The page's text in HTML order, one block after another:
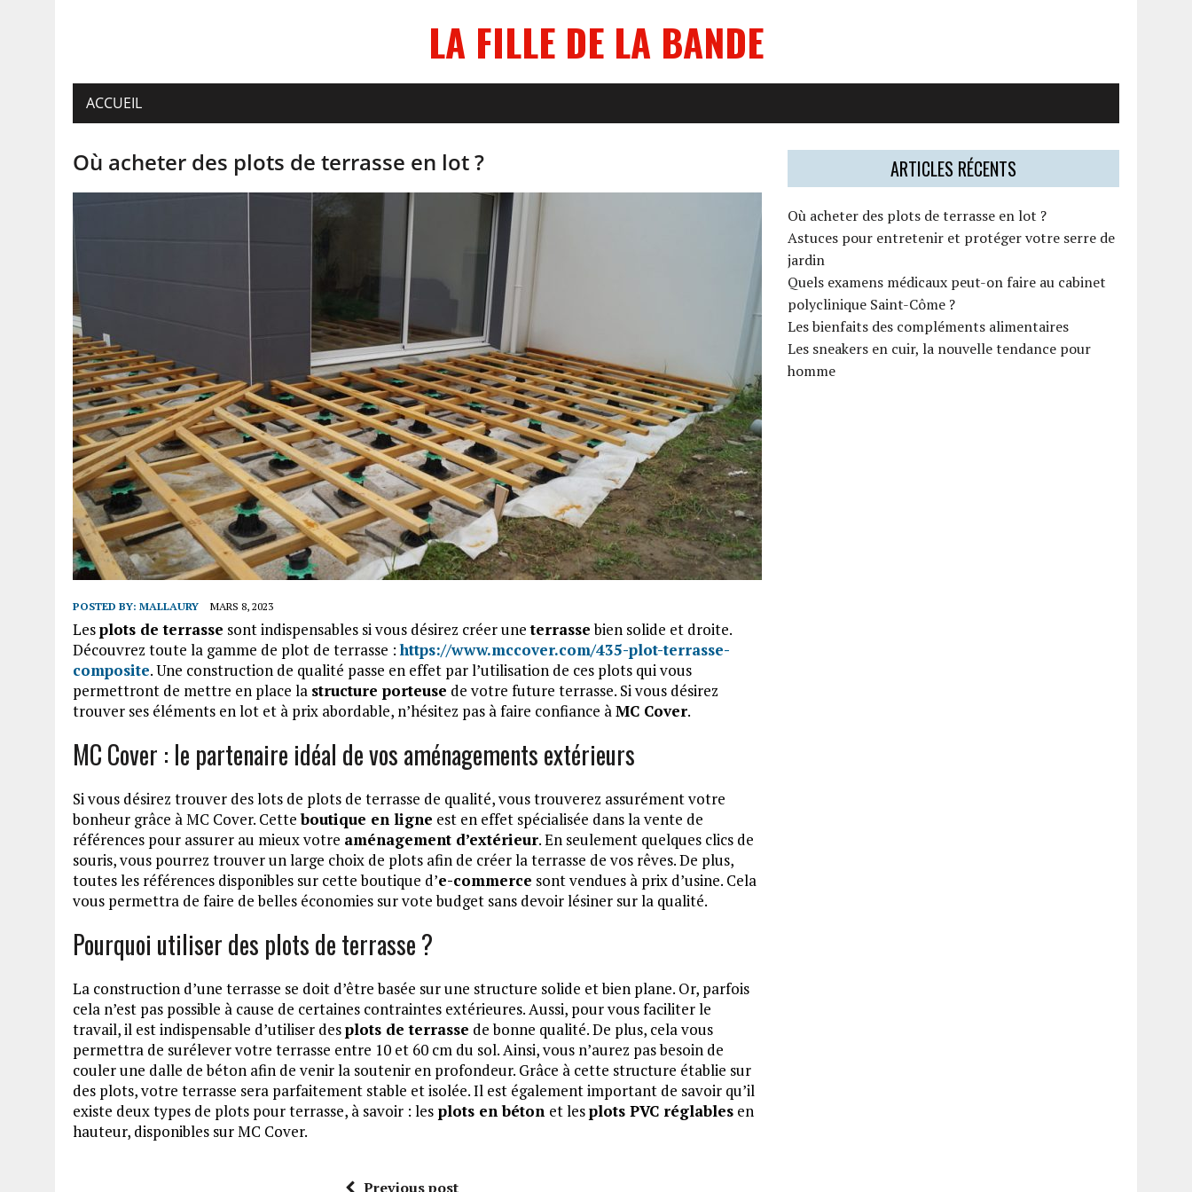
LA FILLE DE LA BANDE
ACCUEIL
Où acheter des plots de terrasse en lot ?
POSTED BY: MALLAURY MARS 8, 2023
Lesplots de terrasse sont indispensables si vous désirez créer uneterrassebien solide et droite.
Découvrez toute la gamme de plot de terrasse :https://www.mccover.com/435-plot-terrasse-
composite. Une construction de qualité passe en effet par l’utilisation de ces plots qui vous
permettront de mettre en place la structure porteuse de votre future terrasse. Si vous désirez
trouver ses éléments en lot et à prix abordable, n’hésitez pas à faire confiance àMC Cover.
MC Cover : le partenaire idéal de vos aménagements extérieurs
Si vous désirez trouver des lots de plots de terrasse de qualité, vous trouverez assurément votre
bonheur grâce à MC Cover. Cetteboutique en ligne est en effet spécialisée dans la vente de
références pour assurer au mieux votre aménagement d’extérieur. En seulement quelques clics de
souris, vous pourrez trouver un large choix de plots afin de créer la terrasse de vos rêves. De plus,
toutes les références disponibles sur cette boutique d’e-commerce sont vendues à prix d’usine. Cela
vous permettra de faire de belles économies sur vote budget sans devoir lésiner sur la qualité.
Pourquoi utiliser des plots de terrasse ?
La construction d’une terrasse se doit d’être basée sur une structure solide et bien plane. Or, parfois
cela n’est pas possible à cause de certaines contraintes extérieures. Aussi, pour vous faciliter le
travail, il est indispensable d’utiliser desplots de terrasse de bonne qualité. De plus, cela vous
permettra de surélever votre terrasse entre 10 et 60 cm du sol. Ainsi, vous n’aurez pas besoin de
couler une dalle de béton afin de venir la soutenir en profondeur. Grâce à cette structure établie sur
des plots, votre terrasse sera parfaitement stable et isolée. Il est également important de savoir qu’il
existe deux types de plots pour terrasse, à savoir : les plots en béton et lesplots PVC réglables en
hauteur, disponibles sur MC Cover.
Previous post
ARTICLES RÉCENTS
Où acheter des plots de terrasse en lot ?
Astuces pour entretenir et protéger votre serre de
jardin
Quels examens médicaux peut-on faire au cabinet
polyclinique Saint-Côme ?
Les bienfaits des compléments alimentaires
Les sneakers en cuir, la nouvelle tendance pour
homme